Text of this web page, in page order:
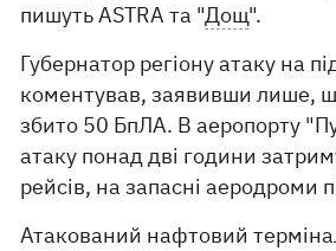
пишуть ASTRA та "Дощ".
Губернатор регіону атаку на
коментував, заявивши лише,
збито 50 БпЛА. В аеропорту
атаку понад дві години
рейсів, на запасні аеродроми
Атакований нафтовий